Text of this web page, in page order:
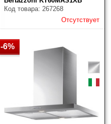
Код товара: 267268
Отсутствует
-6%